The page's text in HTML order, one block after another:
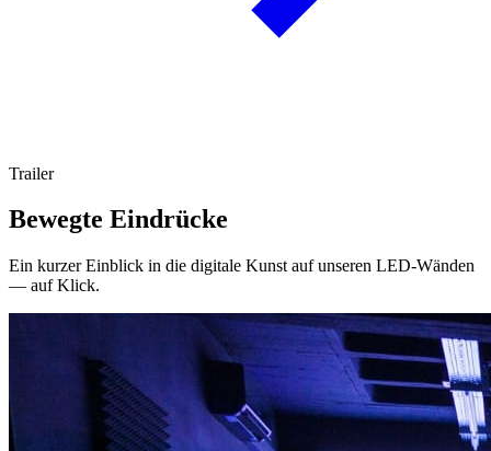
Trailer
Bewegte Eindrücke
Ein kurzer Einblick in die digitale Kunst auf unseren LED-Wänden
— auf Klick.